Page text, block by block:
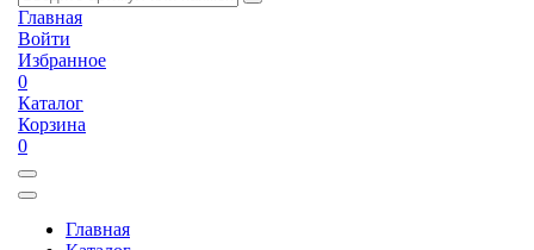
Главная
Войти
Избранное
0
Каталог
Корзина
0
Главная